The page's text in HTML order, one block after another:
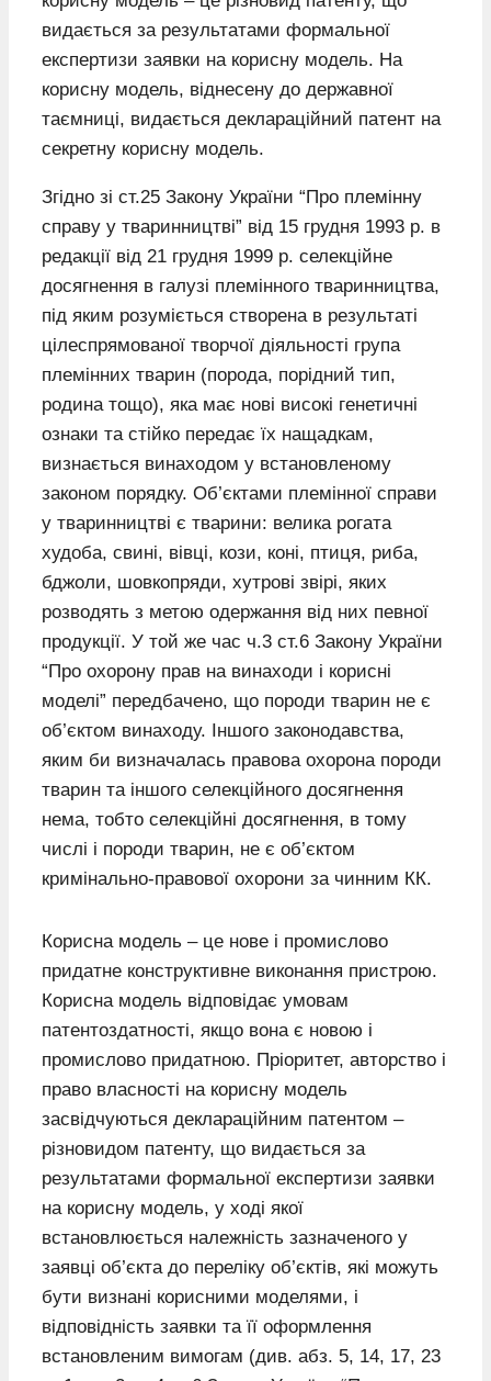
видається за результатами формальної
експертизи заявки на корисну модель. На
корисну модель, віднесену до державної
таємниці, видається деклараційний патент на
секретну корисну модель.
Згідно зі ст.25 Закону України “Про племінну
справу у тваринництві” від 15 грудня 1993 р. в
редакції від 21 грудня 1999 р. селекційне
досягнення в галузі племінного тваринництва,
під яким розуміється створена в результаті
цілеспрямованої творчої діяльності група
племінних тварин (порода, порідний тип,
родина тощо), яка має нові високі генетичні
ознаки та стійко передає їх нащадкам,
визнається винаходом у встановленому
законом порядку. Об’єктами племінної справи
у тваринництві є тварини: велика рогата
худоба, свині, вівці, кози, коні, птиця, риба,
бджоли, шовкопряди, хутрові звірі, яких
розводять з метою одержання від них певної
продукції. У той же час ч.3 ст.6 Закону України
“Про охорону прав на винаходи і корисні
моделі” передбачено, що породи тварин не є
об’єктом винаходу. Іншого законодавства,
яким би визначалась правова охорона породи
тварин та іншого селекційного досягнення
нема, тобто селекційні досягнення, в тому
числі і породи тварин, не є об’єктом
кримінально-правової охорони за чинним КК.
Корисна модель – це нове і промислово
придатне конструктивне виконання пристрою.
Корисна модель відповідає умовам
патентоздатності, якщо вона є новою і
промислово придатною. Пріоритет, авторство і
право власності на корисну модель
засвідчуються деклараційним патентом –
різновидом патенту, що видається за
результатами формальної експертизи заявки
на корисну модель, у ході якої
встановлюється належність зазначеного у
заявці об’єкта до переліку об’єктів, які можуть
бути визнані корисними моделями, і
відповідність заявки та її оформлення
встановленим вимогам (див. абз. 5, 14, 17, 23